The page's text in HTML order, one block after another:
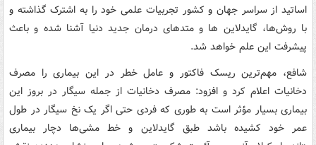
اساتید از سراسر جهان و کشور تجربیات علمی خود را به اشترک گذاشته و
با روش‌ها، گایدلاین ها و متدهای درمان جدید دنیا آشنا شده و باعث
پیشرفت این علم خواهد شد.
شافع، مهم‌ترین ریسک فاکتور و عامل خطر در این بیماری را مصرف
دخانیات اعلام کرد و افزود: مصرف دخانیات از جمله سیگار در بروز این
بیماری بسیار مؤثر است به طوری که فردی حتی اگر یک نخ سیگار در طول
عمر خود کشیده باشد طبق گایدلاین و خط مشی‌ها دچار بیماری